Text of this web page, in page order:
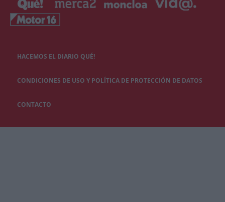
HACEMOS EL DIARIO QUÉ!
CONDICIONES DE USO Y POLÍTICA DE PROTECCIÓN DE DATOS
CONTACTO